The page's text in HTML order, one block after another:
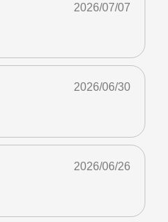
2026/07/07
2026/06/30
2026/06/26